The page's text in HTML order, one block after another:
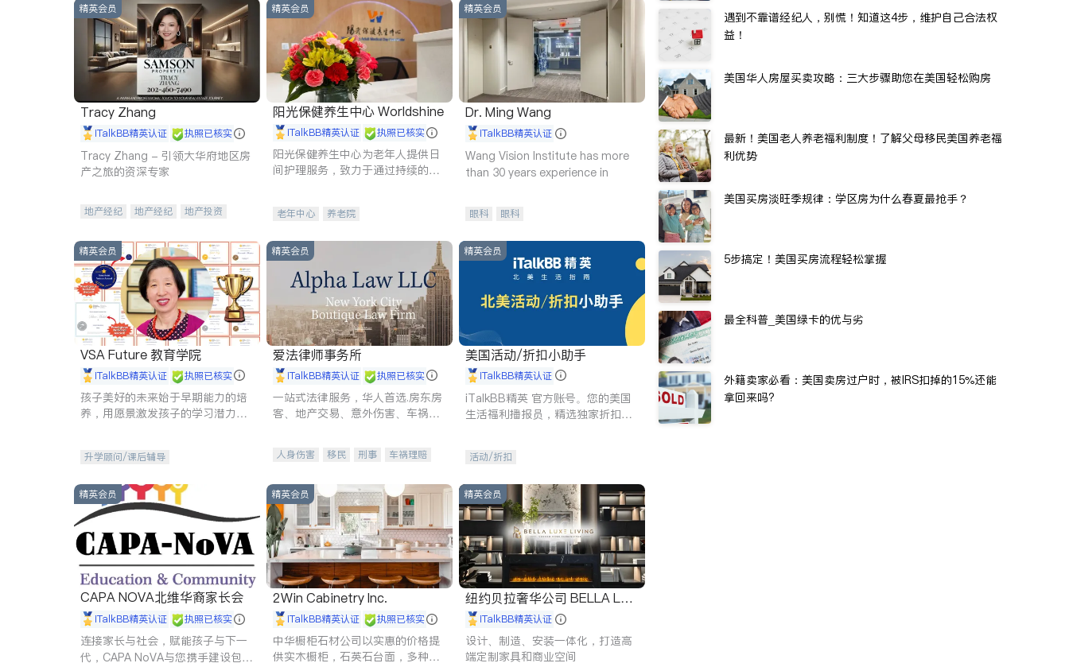
精英会员
Tracy Zhang
iTalkBB精英认证 执照已核实
Tracy Zhang - 引领大华府地区房
产之旅的资深专家
地产经纪 地产经纪
地产投资
精英会员
阳光保健养生中心 Worldshine
iTalkBB精英认证 执照已核实
阳光保健养生中心为老年人提供日
间护理服务，致力于通过持续的护
老年中心 养老院
精英会员
Dr. Ming Wang
iTalkBB精英认证
Wang Vision Institute has more
than 30 years experience in
眼科 眼科
精英会员
VSA Future 教育学院
iTalkBB精英认证 执照已核实
孩子美好的未来始于早期能力的培
养，用愿景激发孩子的学习潜力和
升学顾问/课后辅导
精英会员
爱法律师事务所
iTalkBB精英认证 执照已核实
一站式法律服务，华人首选.房东房
客、地产交易、意外伤害、车祸重
人身伤害 移民 刑事
车祸理赔
商标注册
索赔 律师-其它 保释
精英会员
美国活动/折扣小助手
iTalkBB精英认证
iTalkBB精英 官方账号。您的美国
生活福利播报员，精选独家折扣、
活动/折扣
精英会员
CAPA NOVA北维华裔家长会
iTalkBB精英认证 执照已核实
连接家长与社会，赋能孩子与下一
代，CAPA NoVA与您携手建设包
精英会员
2Win Cabinetry Inc.
iTalkBB精英认证 执照已核实
中华橱柜石材公司以实惠的价格提
供实木橱柜，石英石台面，多种优
精英会员
纽约贝拉奢华公司 BELLA LUX
E iTalkBB精英认证
设计、制造、安装一体化，打造高
端定制家具和商业空间
遇到不靠谱经纪人，别慌！知道这4步，维护自己合法权
益！
美国华人房屋买卖攻略：三大步骤助您在美国轻松购房
最新！美国老人养老福利制度！了解父母移民美国养老福
利优势
美国买房淡旺季规律：学区房为什么春夏最抢手？
5步搞定！美国买房流程轻松掌握
最全科普_美国绿卡的优与劣
外籍卖家必看：美国卖房过户时，被IRS扣掉的15%还能
拿回来吗?